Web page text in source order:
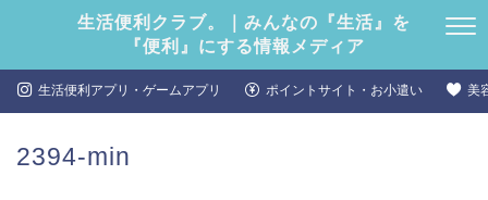
生活便利クラブ。｜みんなの『生活』を
『便利』にする情報メディア
生活便利アプリ・ゲームアプリ ポイントサイト・お小遣い 美
2394-min